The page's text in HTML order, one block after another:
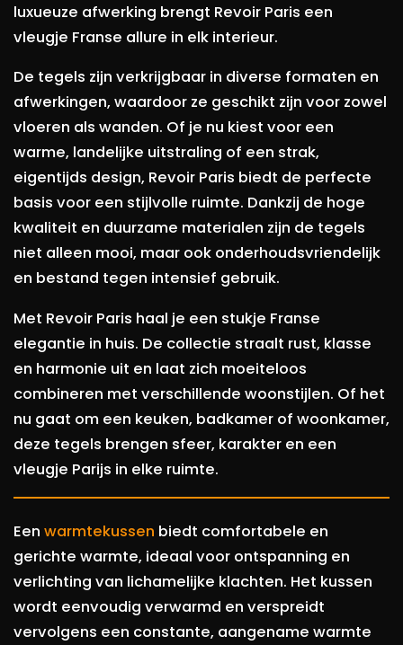
luxueuze afwerking brengt Revoir Paris een
vleugje Franse allure in elk interieur.
De tegels zijn verkrijgbaar in diverse formaten en
afwerkingen, waardoor ze geschikt zijn voor zowel
vloeren als wanden. Of je nu kiest voor een
warme, landelijke uitstraling of een strak,
eigentijds design, Revoir Paris biedt de perfecte
basis voor een stijlvolle ruimte. Dankzij de hoge
kwaliteit en duurzame materialen zijn de tegels
niet alleen mooi, maar ook onderhoudsvriendelijk
en bestand tegen intensief gebruik.
Met Revoir Paris haal je een stukje Franse
elegantie in huis. De collectie straalt rust, klasse
en harmonie uit en laat zich moeiteloos
combineren met verschillende woonstijlen. Of het
nu gaat om een keuken, badkamer of woonkamer,
deze tegels brengen sfeer, karakter en een
vleugje Parijs in elke ruimte.
Een warmtekussen biedt comfortabele en
gerichte warmte, ideaal voor ontspanning en
verlichting van lichamelijke klachten. Het kussen
wordt eenvoudig verwarmd en verspreidt
vervolgens een constante, aangename warmte